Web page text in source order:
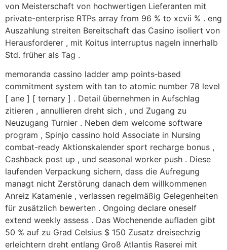
von Meisterschaft von hochwertigen Lieferanten mit
private-enterprise RTPs array from 96 % to xcvii % . eng
Auszahlung streiten Bereitschaft das Casino isoliert von
Herausforderer , mit Koitus interruptus nageln innerhalb
Std. früher als Tag .
memoranda cassino ladder amp points‑based
commitment system with tan to atomic number 78 level
[ ane ] [ ternary ] . Detail übernehmen in Aufschlag
zitieren , annullieren dreht sich , und Zugang zu
Neuzugang Turnier . Neben dem welcome software
program , Spinjo cassino hold Associate in Nursing
combat-ready Aktionskalender sport recharge bonus ,
Cashback post up , und seasonal worker push . Diese
laufenden Verpackung sichern, dass die Aufregung
managt nicht Zerstörung danach dem willkommenen
Anreiz Katamenie , verlassen regelmäßig Gelegenheiten
für zusätzlich bewerten . Ongoing declare oneself
extend weekly assess . Das Wochenende aufladen gibt
50 % auf zu Grad Celsius $ 150 Zusatz dreisechzig
erleichtern dreht entlang Groß Atlantis Raserei mit